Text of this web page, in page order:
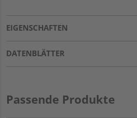
EIGENSCHAFTEN
DATENBLÄTTER
Passende Produkte